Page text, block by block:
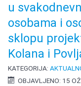
u
osobama i
sklopu
Kolana i
KATEGORIJA:
OBJAVLJENO: 15